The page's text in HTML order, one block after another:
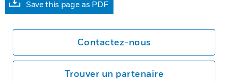
Save this page as PDF
Contactez-nous
Trouver un partenaire